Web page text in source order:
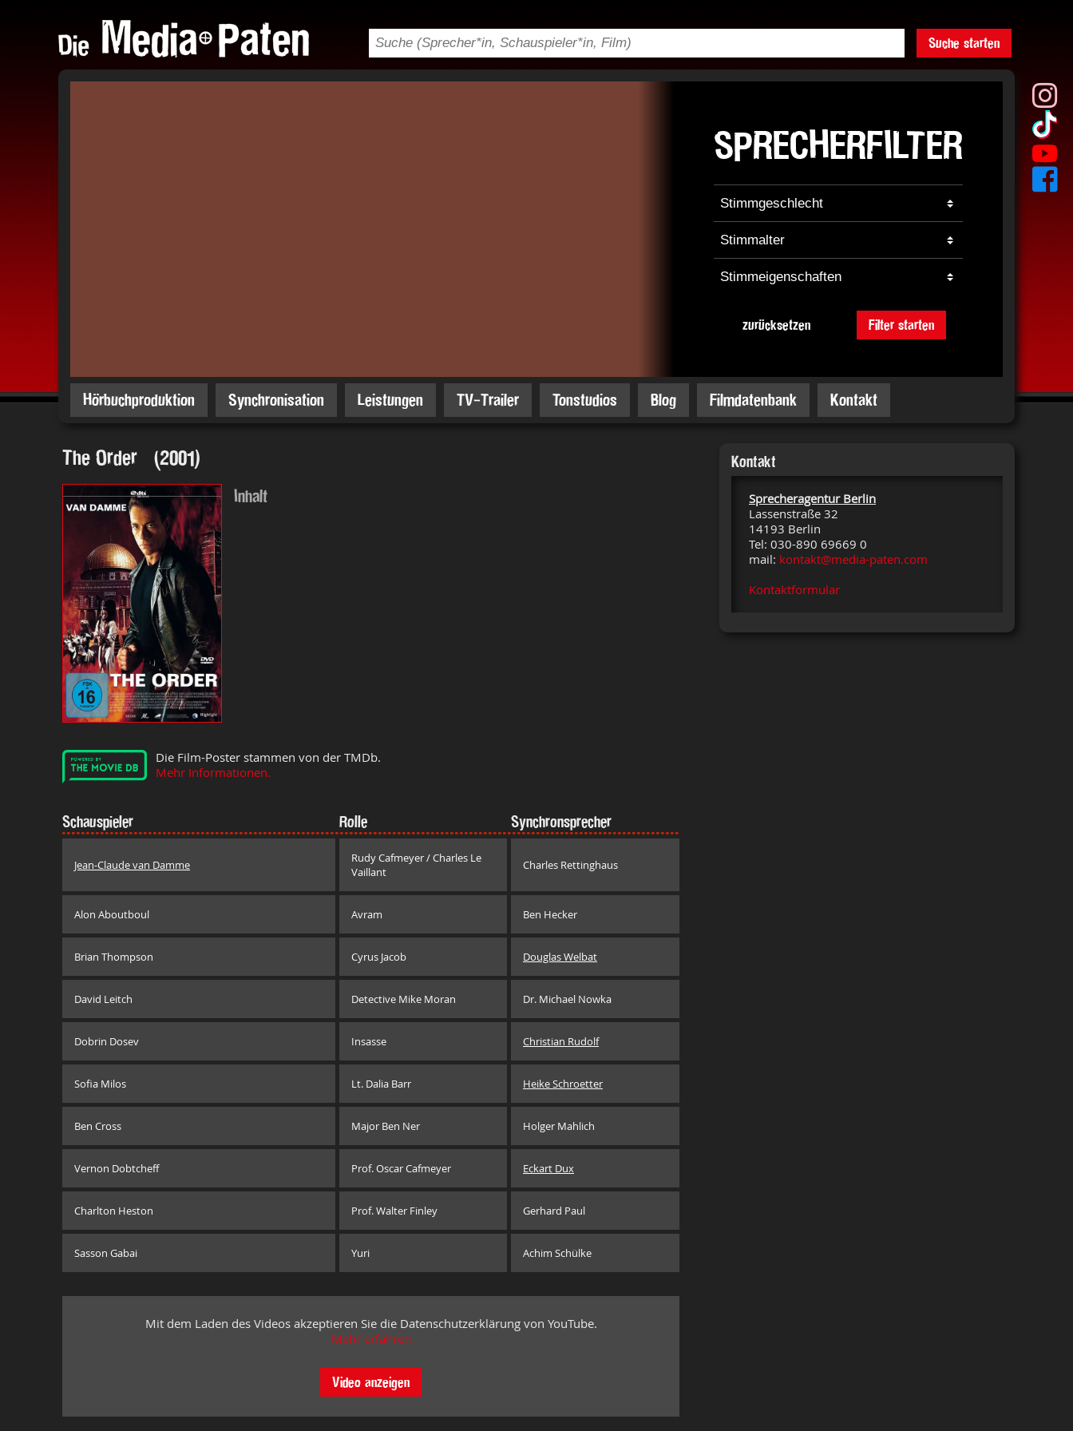
Suche starten
SPRECHERFILTER
zurücksetzen Filter starten
Hörbuchproduktion Synchronisation Leistungen TV-Trailer Tonstudios Blog Filmdatenbank Kontakt
The Order (2001)
Inhalt
Die Film-Poster stammen von der TMDb.
Mehr Informationen.
Schauspieler Rolle Synchronsprecher
Jean-Claude van Damme
Rudy Cafmeyer / Charles Le
Vaillant
Charles Rettinghaus
Alon Aboutboul Avram Ben Hecker
Brian Thompson Cyrus Jacob Douglas Welbat
David Leitch Detective Mike Moran Dr. Michael Nowka
Dobrin Dosev Insasse Christian Rudolf
Sofia Milos Lt. Dalia Barr Heike Schroetter
Ben Cross Major Ben Ner Holger Mahlich
Vernon Dobtcheff Prof. Oscar Cafmeyer Eckart Dux
Charlton Heston Prof. Walter Finley Gerhard Paul
Sasson Gabai Yuri Achim Schülke
Mit dem Laden des Videos akzeptieren Sie die Datenschutzerklärung von YouTube.
Mehr erfahren
Video anzeigen
Kontakt
Sprecheragentur Berlin
Lassenstraße 32
14193 Berlin
Tel: 030-890 69669 0
mail: kontakt@media-paten.com
Kontaktformular